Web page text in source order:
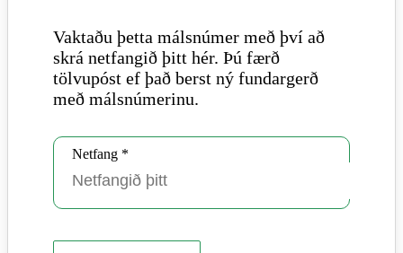
Vaktaðu þetta málsnúmer með því að
skrá netfangið þitt hér. Þú færð
tölvupóst ef það berst ný fundargerð
með málsnúmerinu.
Netfang *